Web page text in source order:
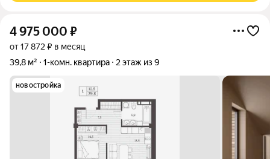
4 975 000 ₽
от 17 872 ₽ в месяц
39,8 м²
1-комн. квартира 2 этаж из 9
новостройка